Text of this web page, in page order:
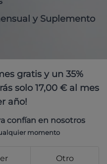
y Suplemento
gratis y un 35%
solo 17,00 € al mes
año!
confían en nosotros
momento
Otro